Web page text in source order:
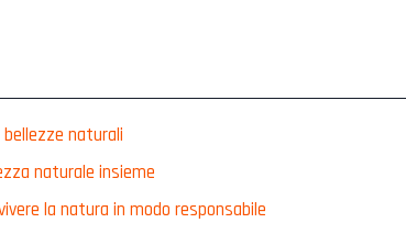
naturali
naturale insieme
la natura in modo responsabile